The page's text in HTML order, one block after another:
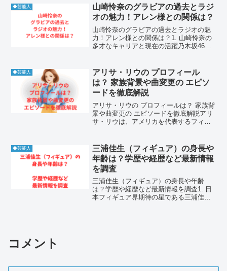
呼んでいます。世界で戦うスケーター
が、ゲ...
◆芸能人
山崎怜奈のグラビアの過去とラジ
オの魅力！アレン様との関係は？
山崎怜奈のグラビアの過去とラジオの魅
力！アレン様との関係は？1. 山崎怜奈の
多才なキャリアと現在の活躍乃木坂46の
として目覚ましい活躍を遂げています。
慶應義塾大学卒業と...
◆芸能人
アリサ・リウの プロフィール
は？ 家族背景や曲変更の エピソ
ードを徹底解説
アリサ・リウの プロフィールは？ 家族背
景や曲変更の エピソードを徹底解説アリ
サ・リウは、アメリカを代表するフィギ
目を集め、曲変更のエピソードや家族と
の関係も話題となっ...
◆芸能人
三浦佳生（フィギュア）の身長や
年齢は？学歴や経歴など最新情報
を調査
三浦佳生（フィギュア）の身長や年齢
は？学歴や経歴など最新情報を調査1. 日
本フィギュア界期待の星である三浦佳生
コメント